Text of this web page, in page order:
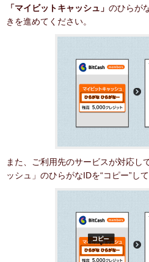
「マイビットキャッシュ」 のひらが
きを進めてください。
また、ご利用先のサービスが対応し
ッシュ」のひらがなIDを“コピー”し